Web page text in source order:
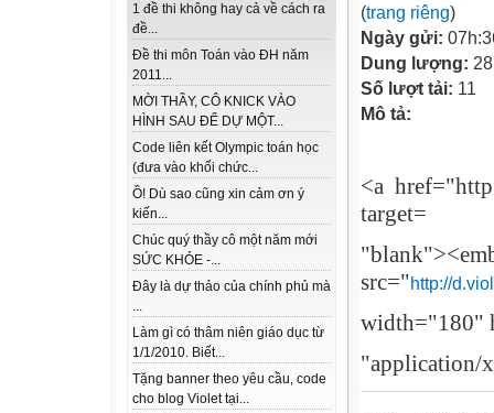
1 đề thi không hay cả về cách ra
đề...
Đề thi môn Toán vào ĐH năm
2011...
MỜI THẦY, CÔ KNICK VÀO
HÌNH SAU ĐỂ DỰ MỘT...
Code liên kết Olympic toán học
(đưa vào khối chức...
Ồ! Dù sao cũng xin cảm ơn ý
kiến...
Chúc quý thầy cô một năm mới
SỨC KHỎE -...
Đây là dự thảo của chính phủ mà
...
Làm gì có thâm niên giáo dục từ
1/1/2010. Biết...
Tặng banner theo yêu cầu, code
cho blog Violet tại...
(trang riêng)
Ngày gửi:
Dung lượng:
Số lượt tải: 11
Mô tả:
<a
target=
src="http://
width="180"
"application/